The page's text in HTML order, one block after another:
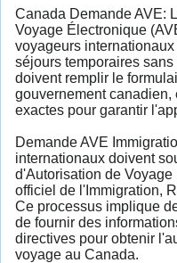
Canada Demande AVE:
Voyage Électronique
voyageurs
séjours temporaires
doivent remplir le
gouvernement
exactes pour garantir
Demande AVE
internationaux doivent
d'Autorisation de
officiel de l'Immigration,
Ce processus implique
de fournir des
directives pour obtenir
voyage au Canada.